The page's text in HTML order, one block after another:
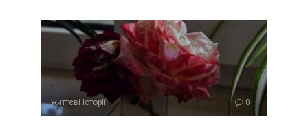
життєві історії 0